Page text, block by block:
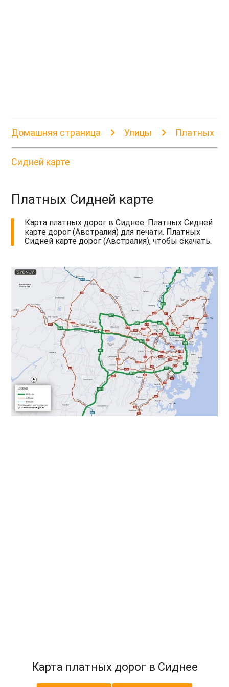
Домашняя страница Улицы Платных
Сидней карте
Платных Сидней карте
Карта платных дорог в Сиднее. Платных Сидней
карте дорог (Австралия) для печати. Платных
Сидней карте дорог (Австралия), чтобы скачать.
Карта платных дорог в Сиднее